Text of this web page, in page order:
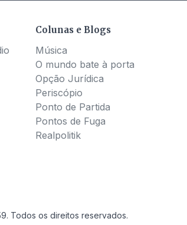
Colunas e Blogs
Música
O mundo bate à porta
Opção Jurídica
Periscópio
Ponto de Partida
Pontos de Fuga
Realpolitik
Todos os direitos reservados.